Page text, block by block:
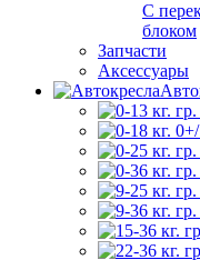
С
блоком
Запчасти
Аксессуары